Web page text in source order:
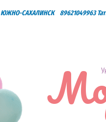
ЮЖНО-САХАЛИНСК 89621049963